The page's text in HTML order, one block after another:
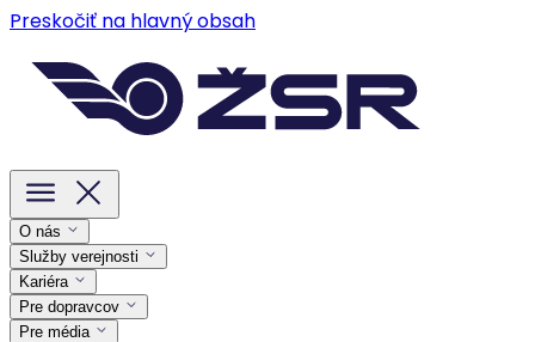
Preskočiť na hlavný obsah
O nás
Služby verejnosti
Kariéra
Pre dopravcov
Pre média